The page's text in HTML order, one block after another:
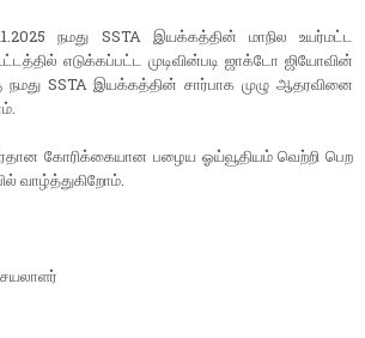
நமது SSTA இயக்கத்தின் மாநில உயர்மட்ட
எடுக்கப்பட்ட முடிவின்படி ஜாக்டோ ஜியோவின்
நமது SSTA இயக்கத்தின் சார்பாக முழு ஆதரவினை
கோரிக்கையான பழைய ஓய்வூதியம் வெற்றி பெற
வாழ்த்துகிறோம்.